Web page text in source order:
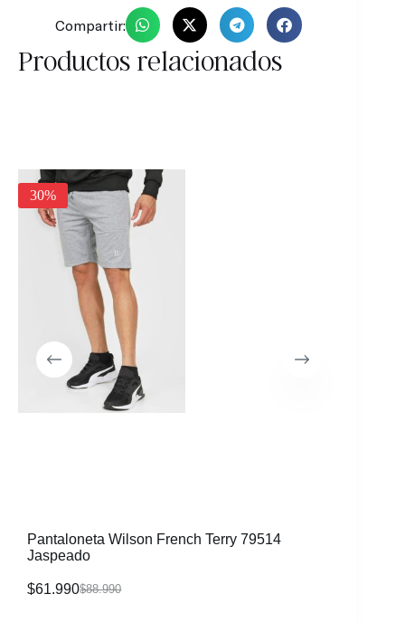
Compartir:
Productos relacionados
30%
Pantaloneta Wilson French Terry 79514
Jaspeado
$88.990
$61.990